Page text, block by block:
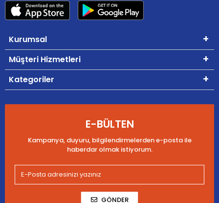
Kurumsal
Müşteri Hizmetleri
Kategoriler
E-BÜLTEN
Kampanya, duyuru, bilgilendirmelerden e-posta ile
haberdar olmak istiyorum.
GÖNDER